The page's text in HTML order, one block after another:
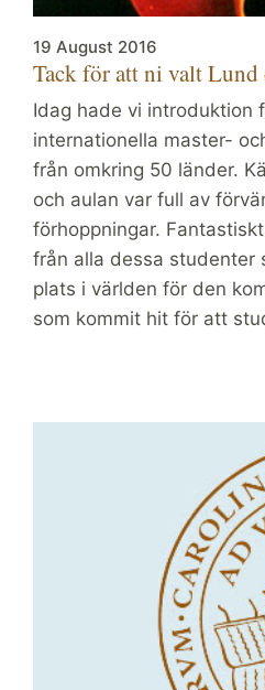
19 August 2016
Tack för att ni valt
Idag hade vi introduktion
internationella master-
från omkring 50 länder.
och aulan var full av
förhoppningar.
från alla dessa studenter
plats i världen för den
som kommit hit för att